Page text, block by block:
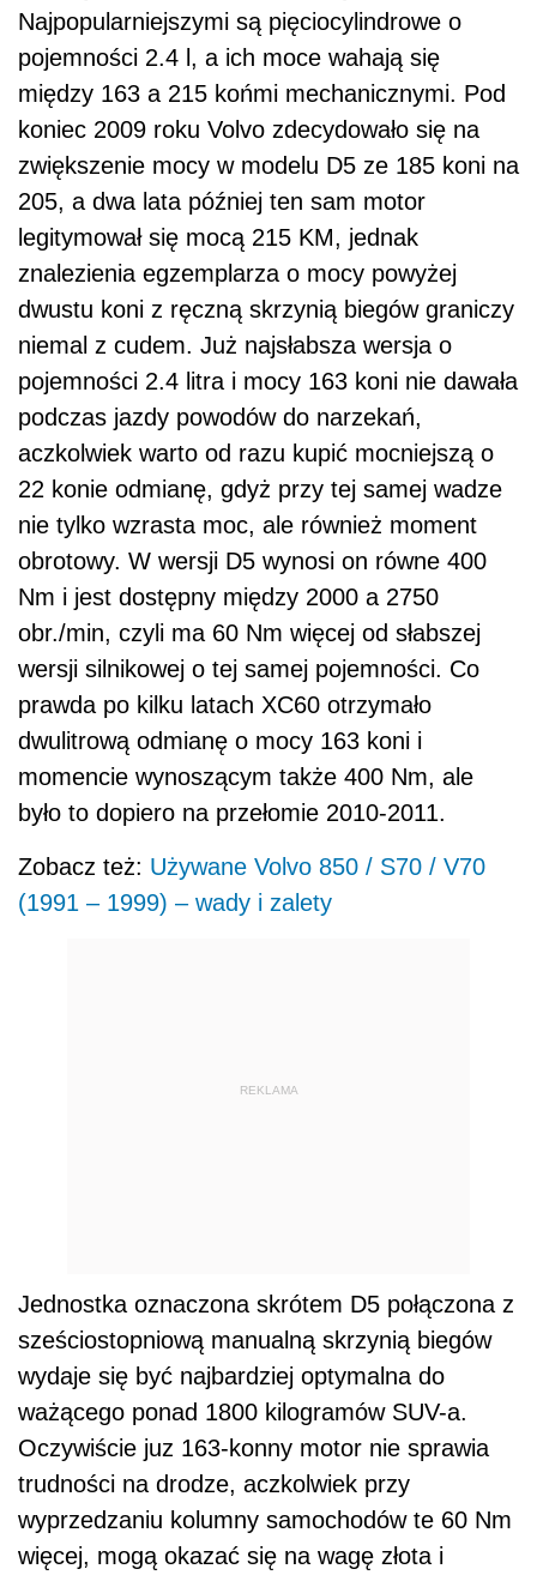
Najpopularniejszymi są pięciocylindrowe o
pojemności 2.4 l, a ich moce wahają się
między 163 a 215 końmi mechanicznymi. Pod
koniec 2009 roku Volvo zdecydowało się na
zwiększenie mocy w modelu D5 ze 185 koni na
205, a dwa lata później ten sam motor
legitymował się mocą 215 KM, jednak
znalezienia egzemplarza o mocy powyżej
dwustu koni z ręczną skrzynią biegów graniczy
niemal z cudem. Już najsłabsza wersja o
pojemności 2.4 litra i mocy 163 koni nie dawała
podczas jazdy powodów do narzekań,
aczkolwiek warto od razu kupić mocniejszą o
22 konie odmianę, gdyż przy tej samej wadze
nie tylko wzrasta moc, ale również moment
obrotowy. W wersji D5 wynosi on równe 400
Nm i jest dostępny między 2000 a 2750
obr./min, czyli ma 60 Nm więcej od słabszej
wersji silnikowej o tej samej pojemności. Co
prawda po kilku latach XC60 otrzymało
dwulitrową odmianę o mocy 163 koni i
momencie wynoszącym także 400 Nm, ale
było to dopiero na przełomie 2010-2011.
Zobacz też: Używane Volvo 850 / S70 / V70
(1991 – 1999) – wady i zalety
REKLAMA
Jednostka oznaczona skrótem D5 połączona z
sześciostopniową manualną skrzynią biegów
wydaje się być najbardziej optymalna do
ważącego ponad 1800 kilogramów SUV-a.
Oczywiście juz 163-konny motor nie sprawia
trudności na drodze, aczkolwiek przy
wyprzedzaniu kolumny samochodów te 60 Nm
więcej, mogą okazać się na wagę złota i